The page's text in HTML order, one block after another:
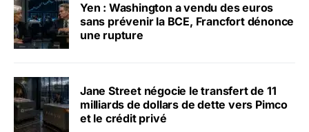
Yen : Washington a vendu des euros
sans prévenir la BCE, Francfort dénonce
une rupture
Jane Street négocie le transfert de 11
milliards de dollars de dette vers Pimco
et le crédit privé